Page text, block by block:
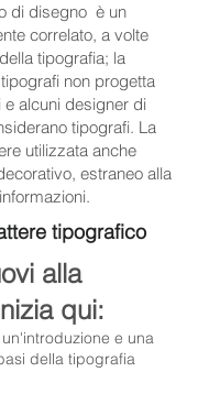
di disegno è un
correlato, a volte
tipografia; la
non progetta
alcuni designer di
tipografi. La
utilizzata anche
estraneo alla
tipografico
alla
qui:
e una
della tipografia